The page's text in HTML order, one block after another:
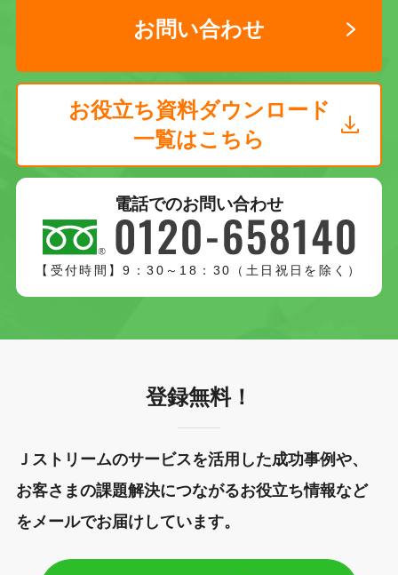
お問い合わせ
お役立ち資料ダウンロード
一覧はこちら
電話でのお問い合わせ
【受付時間】9：30～18：30（土日祝日を除く）
登録無料！
Ｊストリームのサービスを活用した成功事例や、
お客さまの課題解決につながるお役立ち情報など
をメールでお届けしています。